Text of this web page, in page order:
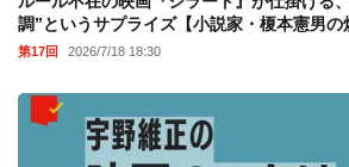
調”というサプライズ【小説家・榎本憲男の
第17回 2026/7/18 18:30